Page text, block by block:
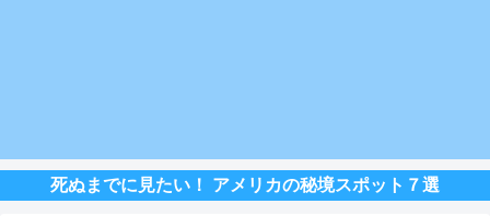
死ぬまでに見たい！ アメリカの秘境スポット７選